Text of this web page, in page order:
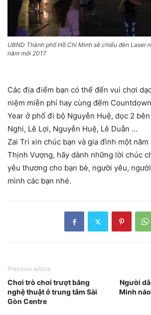
UBND Thành phố Hồ Chí Minh sẽ chiếu đèn Laser
năm mới 2017
Các địa điểm bạn có thể đến vui chơi
niệm miễn phí hay cùng đếm
Year ở phố đi bộ Nguyễn Huệ, dọc 2
Nghi, Lê Lợi, Nguyễn Huệ, Lê Duẫn …
Zai Tri xin chúc bạn và gia đình một năm
Thịnh Vượng, hãy dành những lời chúc
yêu thương cho bạn bè, người yêu,
mình các bạn nhé.
Previous article
Chơi trò chơi trượt băng
nghệ thuật ở trung tâm Sài
Gòn Centre
Người
Minh